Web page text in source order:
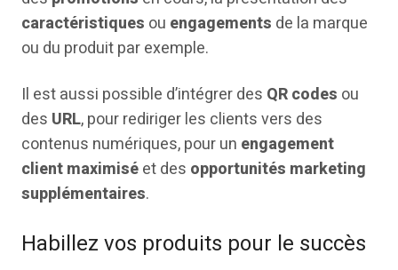
caractéristiques ou engagements de la marque
ou du produit par exemple.
Il est aussi possible d’intégrer des QR codes ou
des URL, pour rediriger les clients vers des
contenus numériques, pour un engagement
client maximiséet des opportunités marketing
supplémentaires.
Habillez vos produits pour le succès